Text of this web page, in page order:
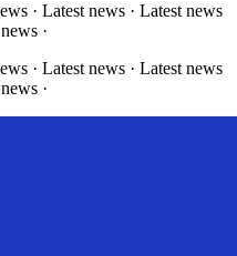
· Latest news · Latest news
·
· Latest news · Latest news
·